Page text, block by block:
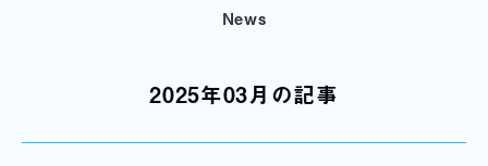
News
2025年03月の記事